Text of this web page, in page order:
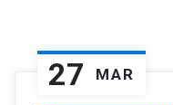
27 MAR